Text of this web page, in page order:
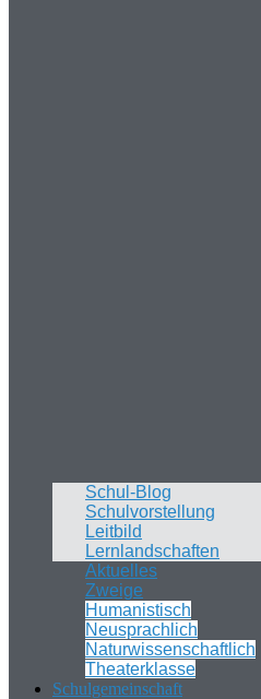
Schul-Blog
Schulvorstellung
Leitbild
Lernlandschaften
Aktuelles
Zweige
Humanistisch
Neusprachlich
Naturwissenschaftlich
Theaterklasse
Schulgemeinschaft